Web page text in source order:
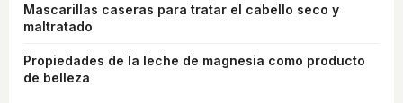
Mascarillas caseras para tratar el cabello seco y
maltratado
Propiedades de la leche de magnesia como producto
de belleza